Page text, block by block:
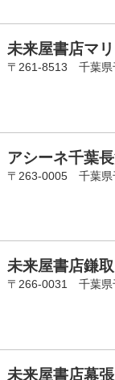
未来屋書店マ
〒261-8513 千葉県
アシーネ千葉
〒263-0005 千葉県
未来屋書店鎌取
〒266-0031 千葉県
未来屋書店幕張